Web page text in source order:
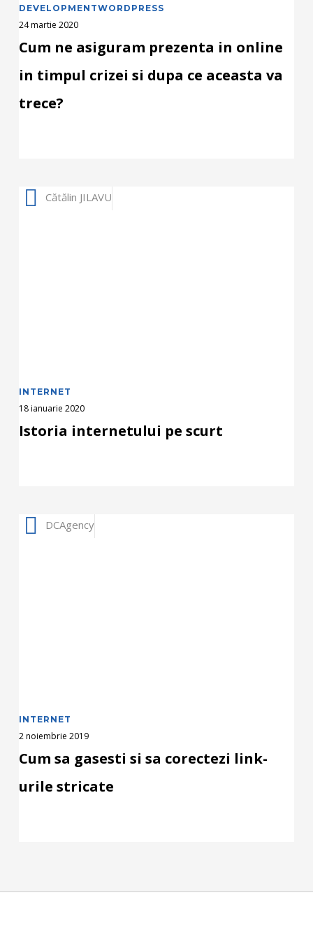
DEVELOPMENTWORDPRESS
va
trece?
24 martie 2020
Cum ne asiguram prezenta in online
in timpul crizei si dupa ce aceasta va
trece?
INTERNET
Istoria
18 ianuarie 2020
Istoria internetului pe scurt
Cătălin JILAVU
INTERNET
Cum
2 noiembrie 2019
Cum sa gasesti si sa corectezi link-
urile stricate
DCAgency